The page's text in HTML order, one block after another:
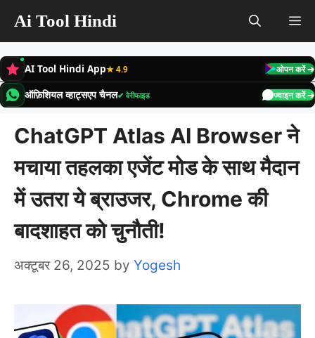
content
Ai Tool Hindi
AI Tool Hindi App★ 4.9 ओपन करें ➔
ऑफ़िशियल व्हाट्सएप चैनल✔ वेरीफाइड ज्वाइन करें ➔
ChatGPT Atlas AI Browser ने
मचाया तहलका एजेंट मोड के साथ मैदान
में उतरा ये ब्राउजर, Chrome की
बादशाहत को चुनौती!
अक्टूबर 26, 2025 by Yogesh